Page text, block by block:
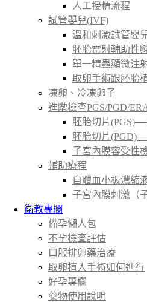
人工授精流程
試管嬰兒(IVF)
溫和刺激試管嬰
胚胎雷射輔助性
單一精蟲顯微注
取卵手術跟胚胎
凍卵、冷凍卵子
進階檢查PGS/PGD/
胚胎切片
胚胎切片
子宮內膜容受性
輔助療程
自體血小板濃縮
子宮內膜刺激（
衛教專欄
備孕懶人包
不孕檢查評估
口服排卵藥治療
取卵植入手術如何進行
好孕專欄
藥物使用說明